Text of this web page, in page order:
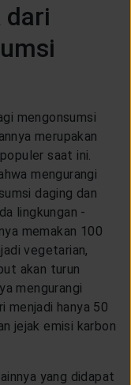
dari
mengonsumsi
merupakan
saat ini.
mengurangi
daging dan
lingkungan -
memakan 100
vegetarian,
akan turun
mengurangi
menjadi hanya 50
jejak emisi karbon
yang didapat